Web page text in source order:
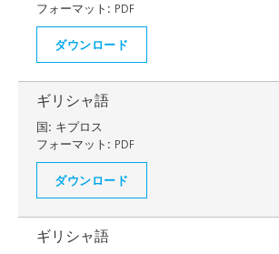
フォーマット: PDF
ダウンロード
ギリシャ語
国: キプロス
フォーマット: PDF
ダウンロード
ギリシャ語